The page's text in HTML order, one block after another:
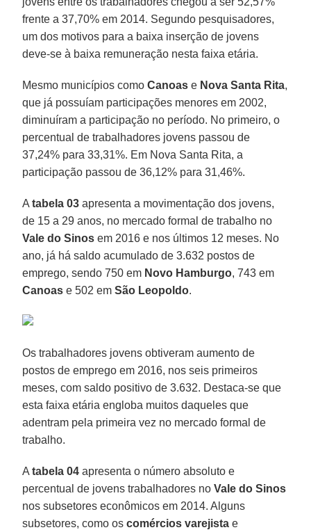
frente a 37,70% em 2014. Segundo pesquisadores,
um dos motivos para a baixa inserção de jovens
deve-se à baixa remuneração nesta faixa etária.
Mesmo municípios comoCanoas e Nova Santa Rita,
que já possuíam participações menores em 2002,
diminuíram a participação no período. No primeiro, o
percentual de trabalhadores jovens passou de
37,24% para 33,31%. Em Nova Santa Rita, a
participação passou de 36,12% para 31,46%.
Atabela 03 apresenta a movimentação dos jovens,
de 15 a 29 anos, no mercado formal de trabalho no
Vale do Sinos em 2016 e nos últimos 12 meses. No
ano, já há saldo acumulado de 3.632 postos de
emprego, sendo 750 em Novo Hamburgo, 743 em
Canoas e 502 emSão Leopoldo.
Os trabalhadores jovens obtiveram aumento de
postos de emprego em 2016, nos seis primeiros
meses, com saldo positivo de 3.632. Destaca-se que
esta faixa etária engloba muitos daqueles que
adentram pela primeira vez no mercado formal de
trabalho.
Atabela 04 apresenta o número absoluto e
percentual de jovens trabalhadores noVale do Sinos
nos subsetores econômicos em 2014. Alguns
subsetores, como oscomércios varejista e